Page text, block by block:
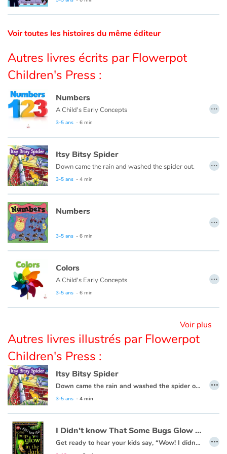
Contraste +
Aide
Accueil
Famille
Écoles
Médiathèques
Vidéos & Tutoriaux
Blog
Actualités
Par thématique
Contes d'ici et d'ailleurs
Autour de la lecture
Apprendre à lire
Livre audio
Voir toutes les histoires du même éditeur
Autres livres écrits par Flowerpot
Children's Press :
Numbers
A Child's Early Concepts
3-5 ans - 6 min
…
Itsy Bitsy Spider
Down came the rain and washed the spider out.
3-5 ans - 4 min
…
Numbers
3-5 ans - 6 min
…
Colors
A Child's Early Concepts
3-5 ans - 6 min
…
Voir plus
Autres livres illustrés par Flowerpot
Children's Press :
Itsy Bitsy Spider
Down came the rain and washed the spider out.
3-5 ans - 4 min
…
I Didn't know That Some Bugs Glow in the Dark
Get ready to hear your kids say, “Wow! I didn’t know that!” as they dive into this fun, informative, question-answering series of books! …